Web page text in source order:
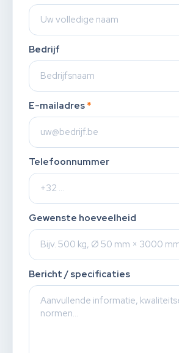
Bedrijf
E-mailadres *
Telefoonnummer
Gewenste hoeveelheid
Bericht / specificaties